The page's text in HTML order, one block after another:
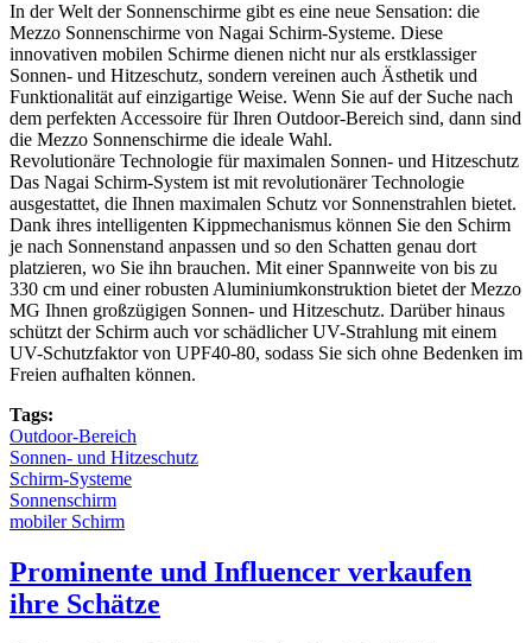
In der Welt der Sonnenschirme gibt es eine neue Sensation: die
Mezzo Sonnenschirme von Nagai Schirm-Systeme. Diese
innovativen mobilen Schirme dienen nicht nur als erstklassiger
Sonnen- und Hitzeschutz, sondern vereinen auch Ästhetik und
Funktionalität auf einzigartige Weise. Wenn Sie auf der Suche nach
dem perfekten Accessoire für Ihren Outdoor-Bereich sind, dann sind
die Mezzo Sonnenschirme die ideale Wahl.
Revolutionäre Technologie für maximalen Sonnen- und Hitzeschutz
Das Nagai Schirm-System ist mit revolutionärer Technologie
ausgestattet, die Ihnen maximalen Schutz vor Sonnenstrahlen bietet.
Dank ihres intelligenten Kippmechanismus können Sie den Schirm
je nach Sonnenstand anpassen und so den Schatten genau dort
platzieren, wo Sie ihn brauchen. Mit einer Spannweite von bis zu
330 cm und einer robusten Aluminiumkonstruktion bietet der Mezzo
MG Ihnen großzügigen Sonnen- und Hitzeschutz. Darüber hinaus
schützt der Schirm auch vor schädlicher UV-Strahlung mit einem
UV-Schutzfaktor von UPF40-80, sodass Sie sich ohne Bedenken im
Freien aufhalten können.
Tags:
Outdoor-Bereich
Sonnen- und Hitzeschutz
Schirm-Systeme
Sonnenschirm
mobiler Schirm
Prominente und Influencer verkaufen
ihre Schätze